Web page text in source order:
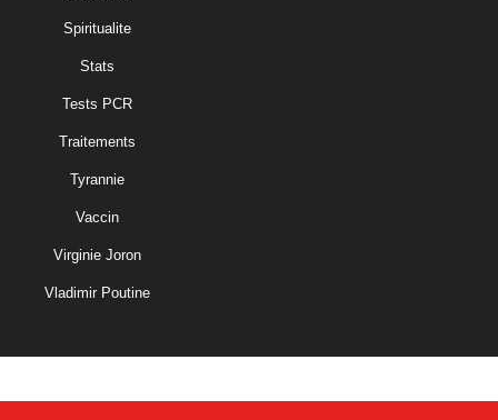
Spiritualite
Stats
Tests PCR
Traitements
Tyrannie
Vaccin
Virginie Joron
Vladimir Poutine